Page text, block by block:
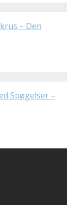
– Den
Spøgelser –